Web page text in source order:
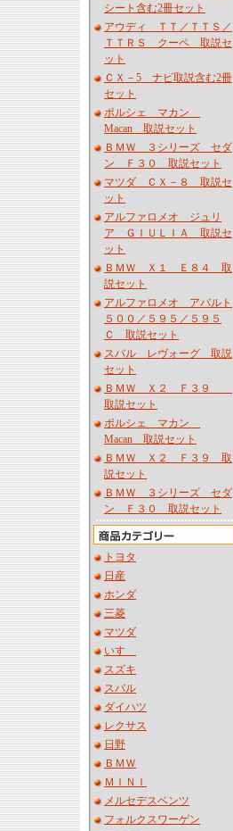
シート含む2冊セット
アウディ ＴＴ／ＴＴＳ／
ＴＴＲＳ クーペ 取説セ
ット
ＣＸ－5 ナビ取説含む2冊
セット
ポルシェ マカン
Macan 取説セット
ＢＭＷ ３シリーズ セダ
ン Ｆ３０ 取説セット
マツダ ＣＸ－８ 取説セ
ット
アルファロメオ ジュリ
ア ＧＩＵＬＩＡ 取説セ
ット
ＢＭＷ Ｘ１ Ｅ８４ 取
説セット
アルファロメオ アバルト
５００／５９５／５９５
Ｃ 取説セット
スバル レヴォーグ 取説
セット
ＢＭＷ Ｘ２ Ｆ３９
取説セット
ポルシェ マカン
Macan 取説セット
ＢＭＷ Ｘ２ Ｆ３９ 取
説セット
ＢＭＷ ３シリーズ セダ
ン Ｆ３０ 取説セット
トヨタ
日産
ホンダ
三菱
マツダ
いすゞ
スズキ
スバル
ダイハツ
レクサス
日野
ＢＭＷ
ＭＩＮＩ
メルセデスベンツ
フォルクスワーゲン